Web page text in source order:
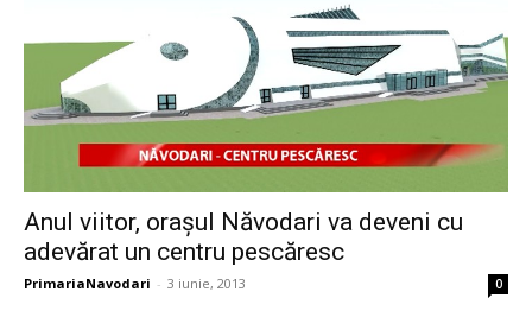
Anul viitor, orașul Năvodari va deveni cu
adevărat un centru pescăresc
PrimariaNavodari - 3 iunie, 2013 0